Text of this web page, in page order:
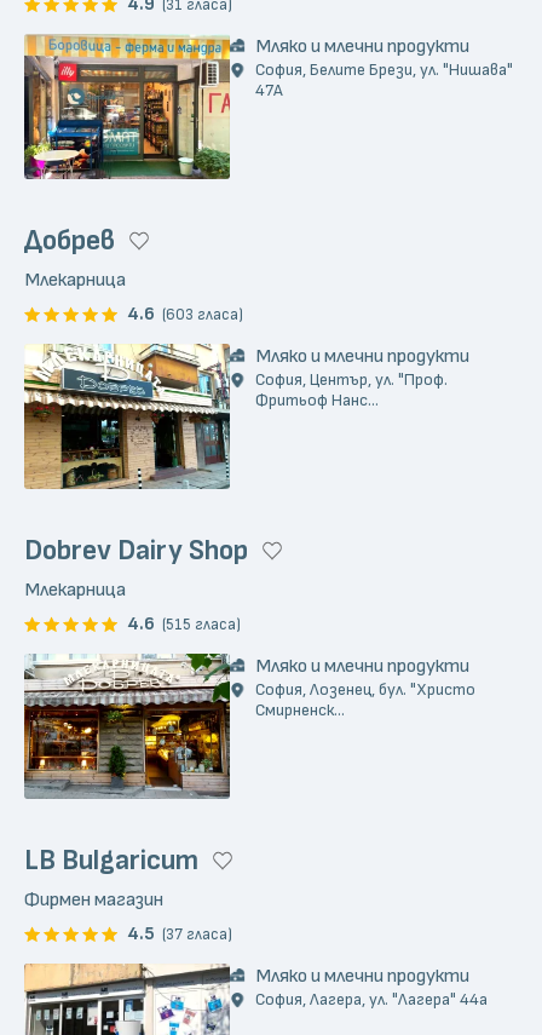
(31 гласа)
Мляко и млечни продукти
София, Белите Брези, ул. "Нишава"
47А
Добрев
Млекарница
4.6 (603 гласа)
Мляко и млечни продукти
София, Център, ул. "Проф.
Фритьоф Нанс...
Dobrev Dairy Shop
Млекарница
4.6 (515 гласа)
Мляко и млечни продукти
София, Лозенец, бул. "Христо
Смирненск...
LB Bulgaricum
Фирмен магазин
4.5 (37 гласа)
Мляко и млечни продукти
София, Лагера, ул. "Лагера" 44а